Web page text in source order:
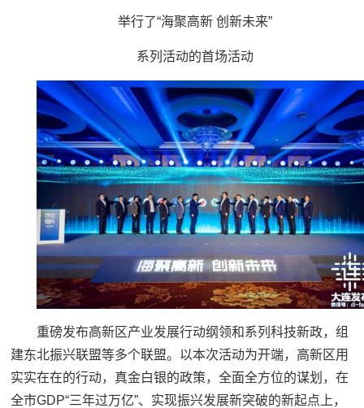
举行了“海聚高新 创新未来”
系列活动的首场活动
重磅发布高新区产业发展行动纲领和系列科技新政，组
建东北振兴联盟等多个联盟。以本次活动为开端，高新区用
实实在在的行动，真金白银的政策，全面全方位的谋划，在
全市GDP“三年过万亿”、实现振兴发展新突破的新起点上，